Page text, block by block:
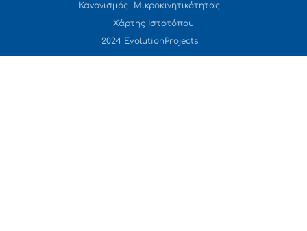
Κανονισμός Μικροκινητικότητας
Χάρτης Ιστοτόπου
2024 EvolutionProjects